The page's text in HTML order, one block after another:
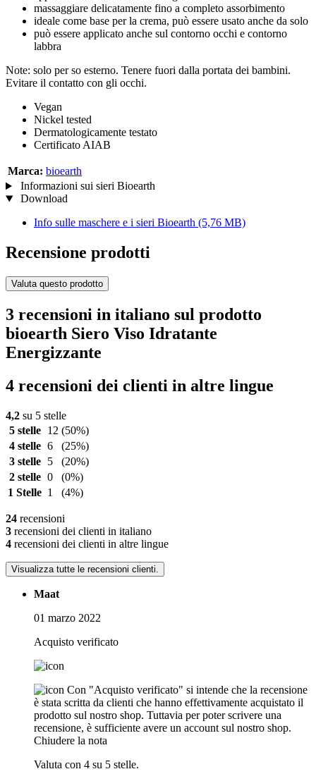
massaggiare delicatamente fino a completo assorbimento
ideale come base per la crema, può essere usato anche da solo
può essere applicato anche sul contorno occhi e contorno
labbra
Note: solo per so esterno. Tenere fuori dalla portata dei bambini.
Evitare il contatto con gli occhi.
Vegan
Nickel tested
Dermatologicamente testato
Certificato AIAB
Marca: bioearth
Informazioni sui sieri Bioearth
Download
Info sulle maschere e i sieri Bioearth (5,76 MB)
Recensione prodotti
Valuta questo prodotto
3 recensioni in italiano sul prodotto
bioearth Siero Viso Idratante
Energizzante
4 recensioni dei clienti in altre lingue
4,2 su 5 stelle
5 stelle
12 (50%)
4 stelle 6
(25%)
3 stelle
5
(20%)
2 stelle 0
(0%)
1 Stelle 1 (4%)
24 recensioni
3 recensioni dei clienti in italiano
4 recensioni dei clienti in altre lingue
Visualizza tutte le recensioni clienti.
Maat
01 marzo 2022
Acquisto verificato
Con "Acquisto verificato" si intende che la recensione
è stata scritta da clienti che hanno effettivamente acquistato il
prodotto sul nostro shop. Tuttavia per poter scrivere una
recensione, è sufficiente avere un account sul nostro shop.
Chiudere la nota
Valuta con 4 su 5 stelle.